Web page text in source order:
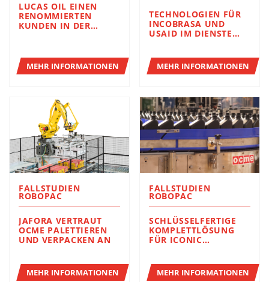
LUCAS OIL EINEN
RENOMMIERTEN
KUNDEN IN DER
MEHR INFORMATIONEN
TECHNOLOGIEN FÜR
INCOBRASA UND
USAID IM DIENSTE
MEHR INFORMATIONEN
FALLSTUDIEN
ROBOPAC
JAFORA VERTRAUT
OCME PALETTIEREN
UND VERPACKEN AN
MEHR INFORMATIONEN
FALLSTUDIEN
ROBOPAC
SCHLÜSSELFERTIGE
KOMPLETTLÖSUNG
FÜR ICONIC
MEHR INFORMATIONEN